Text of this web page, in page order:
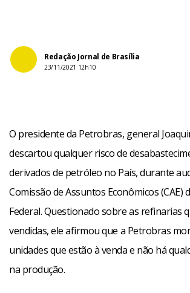
Redação Jornal de Brasília
23/11/2021 12h10
O presidente da Petrobras, general
descartou qualquer risco de
derivados de petróleo no País, durante
Comissão de Assuntos Econômicos (CAE)
Federal. Questionado sobre as refinarias
vendidas, ele afirmou que a Petrobras
unidades que estão à venda e não há
na produção.